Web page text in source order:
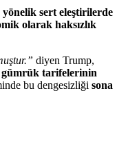
sert eleştirilerde
olarak haksızlık
diyen Trump,
gümrük tarifelerinin
bu dengesizliği sona